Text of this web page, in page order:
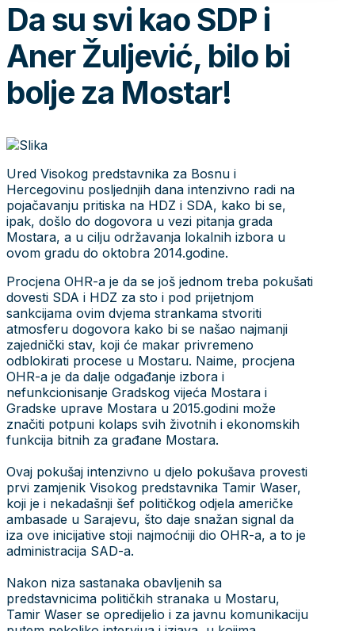
Da su svi kao SDP i
Aner Žuljević, bilo bi
bolje za Mostar!
Ured Visokog predstavnika za Bosnu i
Hercegovinu posljednjih dana intenzivno radi na
pojačavanju pritiska na HDZ i SDA, kako bi se,
ipak, došlo do dogovora u vezi pitanja grada
Mostara, a u cilju održavanja lokalnih izbora u
ovom gradu do oktobra 2014.godine.
Procjena OHR-a je da se još jednom treba pokušati
dovesti SDA i HDZ za sto i pod prijetnjom
sankcijama ovim dvjema strankama stvoriti
atmosferu dogovora kako bi se našao najmanji
zajednički stav, koji će makar privremeno
odblokirati procese u Mostaru. Naime, procjena
OHR-a je da dalje odgađanje izbora i
nefunkcionisanje Gradskog vijeća Mostara i
Gradske uprave Mostara u 2015.godini može
značiti potpuni kolaps svih životnih i ekonomskih
funkcija bitnih za građane Mostara.
Ovaj pokušaj intenzivno u djelo pokušava provesti
prvi zamjenik Visokog predstavnika Tamir Waser,
koji je i nekadašnji šef političkog odjela američke
ambasade u Sarajevu, što daje snažan signal da
iza ove inicijative stoji najmoćniji dio OHR-a, a to je
administracija SAD-a.
Nakon niza sastanaka obavljenih sa
predstavnicima političkih stranaka u Mostaru,
Tamir Waser se opredijelio i za javnu komunikaciju